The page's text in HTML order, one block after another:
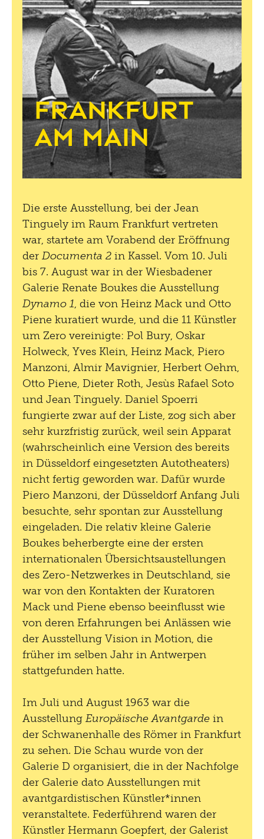
Frankfurt
am Main
Die erste Ausstellung, bei der Jean
Tinguely im Raum Frankfurt vertreten
war, startete am Vorabend der Eröffnung
der Documenta 2 in Kassel. Vom 10. Juli
bis 7. August war in der Wiesbadener
Galerie Renate Boukes die Ausstellung
Dynamo 1, die von Heinz Mack und Otto
Piene kuratiert wurde, und die 11 Künstler
um Zero vereinigte: Pol Bury, Oskar
Holweck, Yves Klein, Heinz Mack, Piero
Manzoni, Almir Mavignier, Herbert Oehm,
Otto Piene, Dieter Roth, Jesùs Rafael Soto
und Jean Tinguely. Daniel Spoerri
fungierte zwar auf der Liste, zog sich aber
sehr kurzfristig zurück, weil sein Apparat
(wahrscheinlich eine Version des bereits
in Düsseldorf eingesetzten Autotheaters)
nicht fertig geworden war. Dafür wurde
Piero Manzoni, der Düsseldorf Anfang Juli
besuchte, sehr spontan zur Ausstellung
eingeladen. Die relativ kleine Galerie
Boukes beherbergte eine der ersten
internationalen Übersichtsaustellungen
des Zero-Netzwerkes in Deutschland, sie
war von den Kontakten der Kuratoren
Mack und Piene ebenso beeinflusst wie
von deren Erfahrungen bei Anlässen wie
der Ausstellung Vision in Motion, die
früher im selben Jahr in Antwerpen
stattgefunden hatte.
Im Juli und August 1963 war die
Ausstellung Europäische Avantgarde in
der Schwanenhalle des Römer in Frankfurt
zu sehen. Die Schau wurde von der
Galerie D organisiert, die in der Nachfolge
der Galerie dato Ausstellungen mit
avantgardistischen Künstler*innen
veranstaltete. Federführend waren der
Künstler Hermann Goepfert, der Galerist